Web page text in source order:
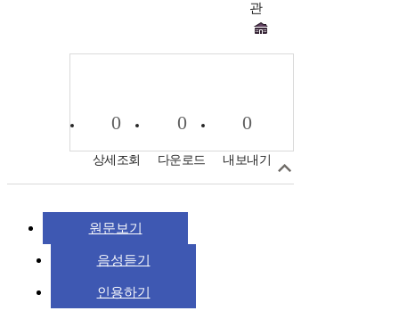
관
0
상세조회
0
다운로드
0
내보내기
원문보기
음성듣기
인용하기